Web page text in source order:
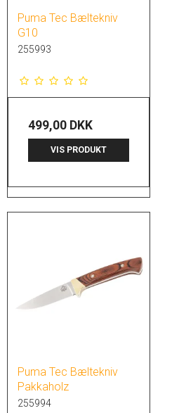
Puma Tec Bæltekniv
G10
255993
499,00 DKK
VIS PRODUKT
Puma Tec Bæltekniv
Pakkaholz
255994